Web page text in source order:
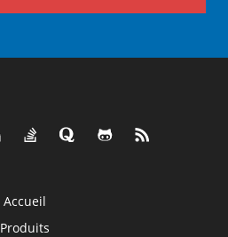
Accueil
Produits